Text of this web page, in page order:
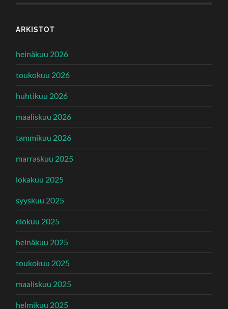
ARKISTOT
heinäkuu 2026
toukokuu 2026
huhtikuu 2026
maaliskuu 2026
tammikuu 2026
marraskuu 2025
lokakuu 2025
syyskuu 2025
elokuu 2025
heinäkuu 2025
toukokuu 2025
maaliskuu 2025
helmikuu 2025